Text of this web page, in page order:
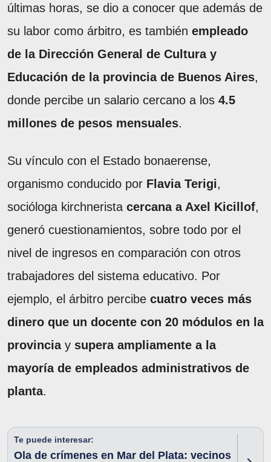
últimas horas, se dio a conocer que además de
su labor como árbitro, es también empleado
de la Dirección General de Cultura y
Educación de la provincia de Buenos Aires,
donde percibe un salario cercano a los 4.5
millones de pesos mensuales.
Su vínculo con el Estado bonaerense,
organismo conducido por Flavia Terigi,
socióloga kirchnerista cercana a Axel Kicillof,
generó cuestionamientos, sobre todo por el
nivel de ingresos en comparación con otros
trabajadores del sistema educativo. Por
ejemplo, el árbitro percibe cuatro veces más
dinero que un docente con 20 módulos en la
provincia y supera ampliamente a la
mayoría de empleados administrativos de
planta.
Te puede interesar:
Ola de crímenes en Mar del Plata: vecinos